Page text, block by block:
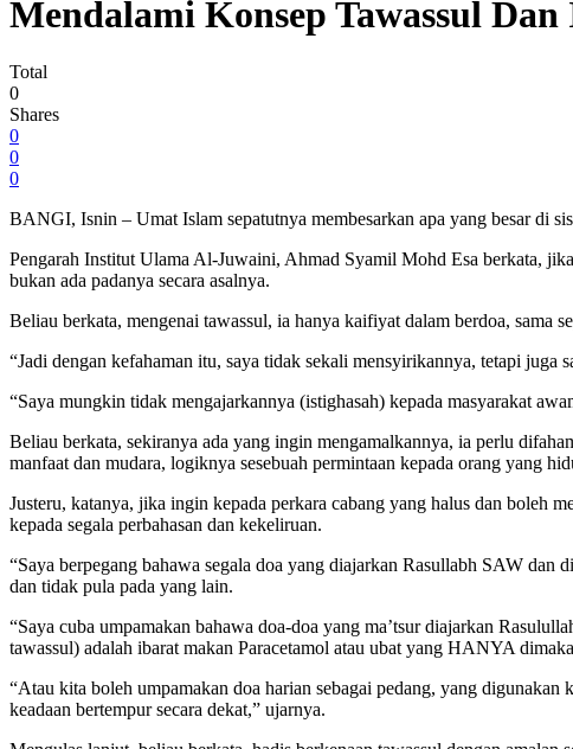
Mendalami Konsep Tawassul
Total
0
Shares
0
0
0
BANGI, Isnin – Umat Islam sepatutnya membesarkan apa yang besar di
Pengarah Institut Ulama Al-Juwaini, Ahmad Syamil Mohd Esa berkata,
bukan ada padanya secara asalnya.
Beliau berkata, mengenai tawassul, ia hanya kaifiyat dalam berdoa, sama
“Jadi dengan kefahaman itu, saya tidak sekali mensyirikannya, tetapi juga
“Saya mungkin tidak mengajarkannya (istighasah) kepada masyarakat
Beliau berkata, sekiranya ada yang ingin mengamalkannya, ia perlu
manfaat dan mudara, logiknya sesebuah permintaan kepada orang yang
Justeru, katanya, jika ingin kepada perkara cabang yang halus dan boleh
kepada segala perbahasan dan kekeliruan.
“Saya berpegang bahawa segala doa yang diajarkan Rasullabh SAW dan
dan tidak pula pada yang lain.
“Saya cuba umpamakan bahawa doa-doa yang ma’tsur diajarkan
tawassul) adalah ibarat makan Paracetamol atau ubat yang HANYA
“Atau kita boleh umpamakan doa harian sebagai pedang, yang
keadaan bertempur secara dekat,” ujarnya.